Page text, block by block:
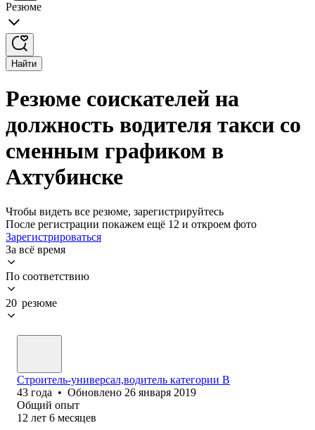
Резюме
Найти
Резюме соискателей на
должность водителя такси со
сменным графиком в
Ахтубинске
Чтобы видеть все резюме, зарегистрируйтесь
После регистрации покажем ещё 12 и откроем фото
Зарегистрироваться
За всё время
По соответствию
20 резюме
Строитель-универсал,водитель категории В
43 года • Обновлено 26 января 2019
Общий опыт
12 лет 6 месяцев